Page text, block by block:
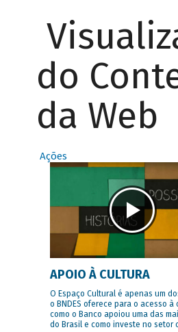
do
da Web
Ações
APOIO À CULTURA
O Espaço Cultural é apenas um
o BNDES oferece para o acesso
como o Banco apoiou uma das
do Brasil e como investe no setor